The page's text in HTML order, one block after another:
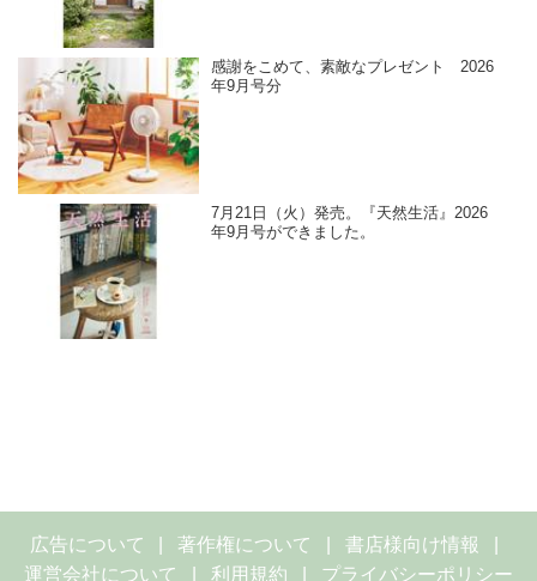
感謝をこめて、素敵なプレゼント 2026
年9月号分
7月21日（火）発売。『天然生活』2026
年9月号ができました。
広告について 著作権について
書店様向け情報
運営会社について
利用規約 プライバシーポリシー